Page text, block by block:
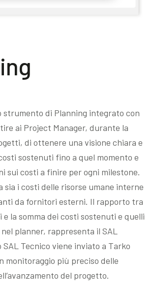
strumento di Planning integrato con
ai Project Manager, durante la
di ottenere una visione chiara e
sostenuti fino a quel momento e
sui costi a finire per ogni milestone.
sia i costi delle risorse umane interne
da fornitori esterni. Il rapporto tra
la somma dei costi sostenuti e quelli
planner, rappresenta il SAL
SAL Tecnico viene inviato a Tarko
monitoraggio più preciso delle
del progetto.